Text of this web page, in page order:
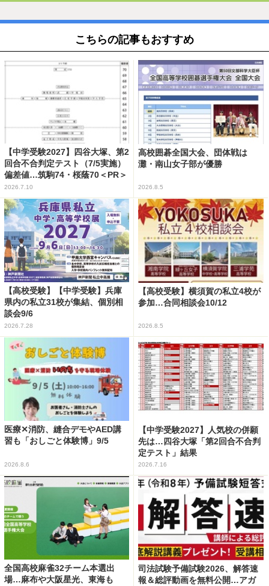
こちらの記事もおすすめ
【中学受験2027】四谷大塚、第2
回合不合判定テスト（7/5実施）
偏差値…筑駒74・桜蔭70＜PR＞
2026.7.10
高校囲碁全国大会、団体戦は
灘・南山女子部が優勝
2026.8.5
【高校受験】【中学受験】兵庫
県内の私立31校が集結、個別相
談会9/6
2026.7.28
【高校受験】横須賀の私立4校が
参加…合同相談会10/12
2026.8.5
医療✕消防、縫合デモやAED講
習も「おしごと体験博」9/5
2026.8.6
【中学受験2027】人気校の併願
先は…四谷大塚「第2回合不合判
定テスト」結果
2026.7.16
全国高校麻雀32チーム本選出
場…麻布や大阪星光、東海も
司法試験予備試験2026、解答速
報＆総評動画を無料公開…アガ